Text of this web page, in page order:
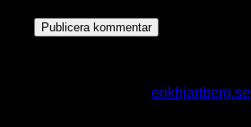
erikhjartberg.se